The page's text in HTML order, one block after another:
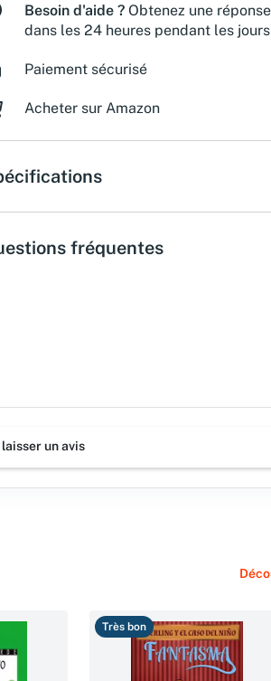
Besoin d'aide ? Obtenez une
dans les 24 heures pendant les
Paiement sécurisé
Acheter sur Amazon
fréquentes
un avis
Très bon